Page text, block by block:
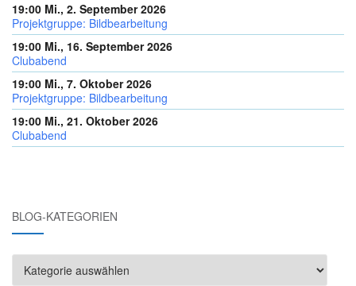
19:00 Mi., 2. September 2026
Projektgruppe: Bildbearbeitung
19:00 Mi., 16. September 2026
Clubabend
19:00 Mi., 7. Oktober 2026
Projektgruppe: Bildbearbeitung
19:00 Mi., 21. Oktober 2026
Clubabend
BLOG-KATEGORIEN
Kategorien